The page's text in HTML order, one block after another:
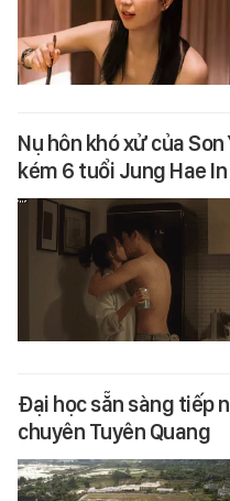
Nụ hôn khó xử của
kém 6 tuổi Jung Hae In
Đại học sẵn sàng tiếp
chuyên Tuyên Quang